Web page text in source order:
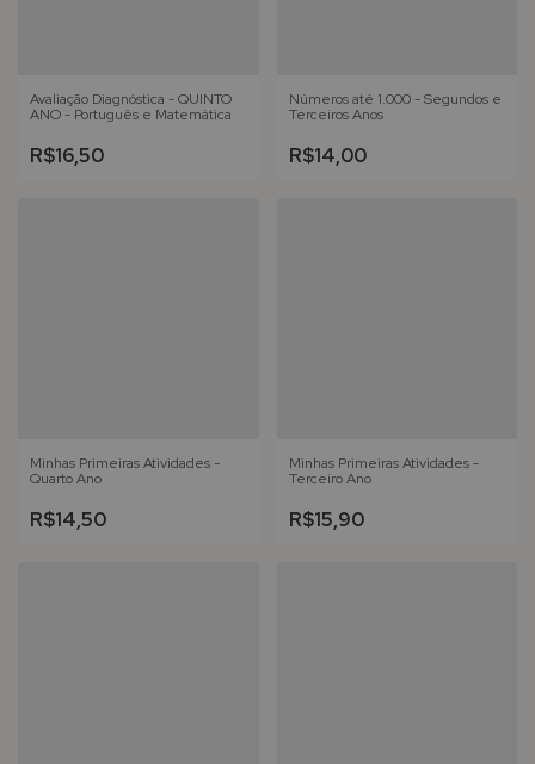
Avaliação Diagnóstica - QUINTO
ANO - Português e Matemática
R$16,50
Números até 1.000 - Segundos e
Terceiros Anos
R$14,00
Minhas Primeiras Atividades -
Quarto Ano
R$14,50
Minhas Primeiras Atividades -
Terceiro Ano
R$15,90